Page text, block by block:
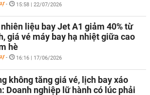
- 15:58 | 22/07/2026
liệu bay Jet A1 giảm 40% từ
giá vé máy bay hạ nhiệt giữa cao
hè
- 16:16 | 17/06/2026
không tăng giá vé, lịch bay xáo
Doanh nghiệp lữ hành có lúc phải